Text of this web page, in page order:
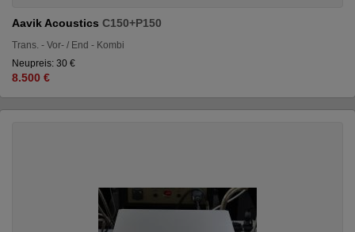
Aavik Acoustics C150+P150
Trans. - Vor- / End - Kombi
Neupreis: 30 €
8.500 €